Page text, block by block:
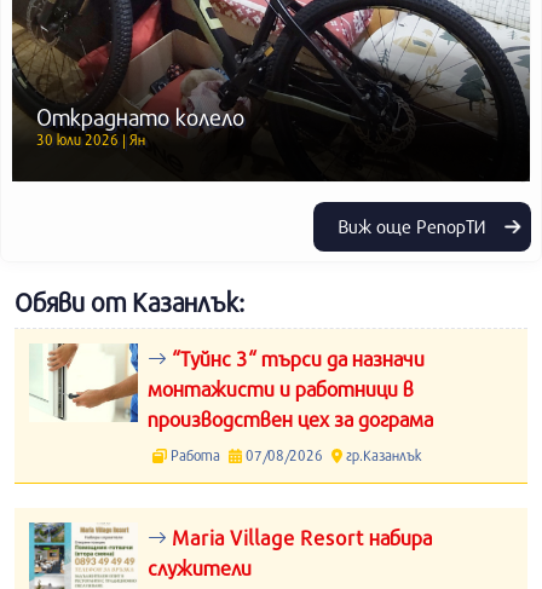
Откраднато колело
30 юли 2026 | Ян
Виж още РепорТИ
Обяви от Казанлък:
“Туйнс 3“ търси да назначи
монтажисти и работници в
производствен цех за дограма
Работа 07/08/2026 гр.Казанлък
Maria Village Resort набира
служители